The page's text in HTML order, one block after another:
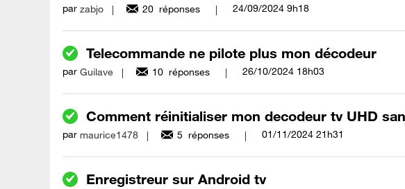
par zabjo 20 réponses ‎24/09/2024 9h18
Telecommande ne pilote plus mon décodeur
par Guilave 10 réponses ‎26/10/2024 18h03
Comment réinitialiser mon decodeur tv UHD
par maurice1478 5 réponses ‎01/11/2024 21h31
Enregistreur sur Android tv